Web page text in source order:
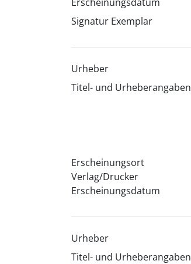
Signatur Exemplar
Urheber
Titel- und Urheberangaben
Erscheinungsort
Verlag/Drucker
Erscheinungsdatum
Urheber
Titel- und Urheberangaben